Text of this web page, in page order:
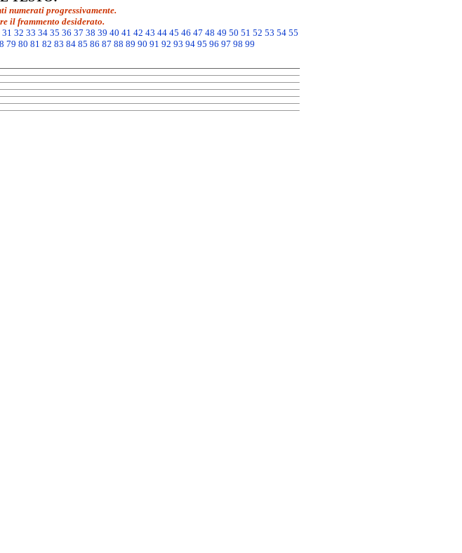
numerati progressivamente.
il frammento desiderato.
31 32 33 34 35 36 37 38 39 40 41 42 43 44 45 46 47 48 49 50 51 52 53 54 55
79 80 81 82 83 84 85 86 87 88 89 90 91 92 93 94 95 96 97 98 99